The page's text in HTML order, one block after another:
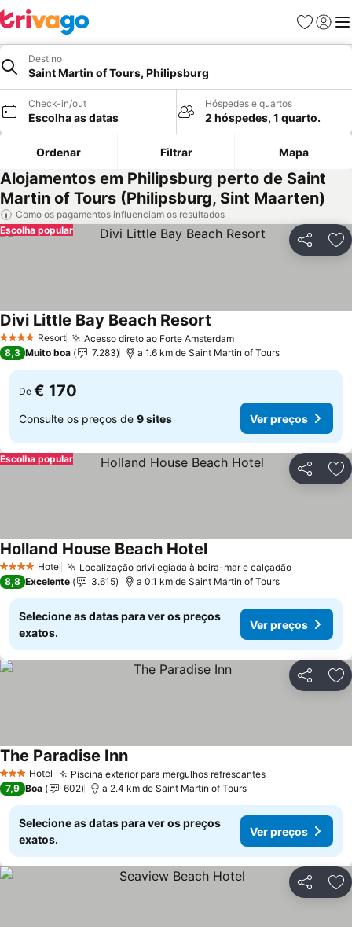
Favoritos
Iniciar
Destino
Saint Martin of Tours, Philipsburg
Check-in/out
Escolha as datas
Hóspedes e quartos
2 hóspedes, 1 quarto.
Ordenar Filtrar Mapa
Alojamentos em Philipsburg perto de Saint
Martin of Tours (Philipsburg, Sint Maarten)
Como os pagamentos influenciam os resultados
Partilhar
Escolha popular
4 EstrelasResort Acesso direto ao Forte Amsterdam
Divi Little Bay Beach Resort
8,3 Muito boa 7.283 a 1.6 km de Saint Martin of Tours
De € 170
Consulte os preços de 9 sites Ver preços
Partilhar
Escolha popular
4 EstrelasHotel Localização privilegiada à beira-mar e calçadão
Holland House Beach Hotel
8,8 Excelente 3.615 a 0.1 km de Saint Martin of Tours
Selecione as datas para ver os preços
exatos.
Ver preços
Partilhar
3 EstrelasHotel Piscina exterior para mergulhos refrescantes
The Paradise Inn
7,9 Boa 602 a 2.4 km de Saint Martin of Tours
Selecione as datas para ver os preços
exatos.
Ver preços
Partilhar